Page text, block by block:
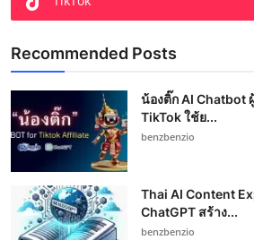
Recommended Posts
น้องติ๊ก AI Chatbot
TikTok ใช้ย...
benzbenzio
Thai AI Content
ChatGPT สร้าง...
benzbenzio